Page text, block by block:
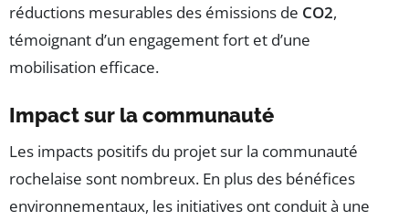
réductions mesurables des émissions de CO2,
témoignant d’un engagement fort et d’une
mobilisation efficace.
Impact sur la communauté
Les impacts positifs du projet sur la communauté
rochelaise sont nombreux. En plus des bénéfices
environnementaux, les initiatives ont conduit à une